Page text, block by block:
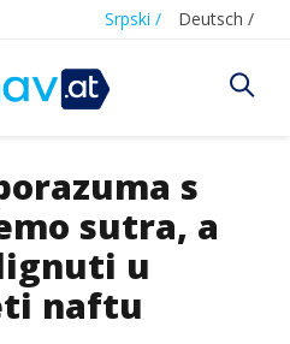
Srpski / Deutsch /
s
sutra, a
u
naftu